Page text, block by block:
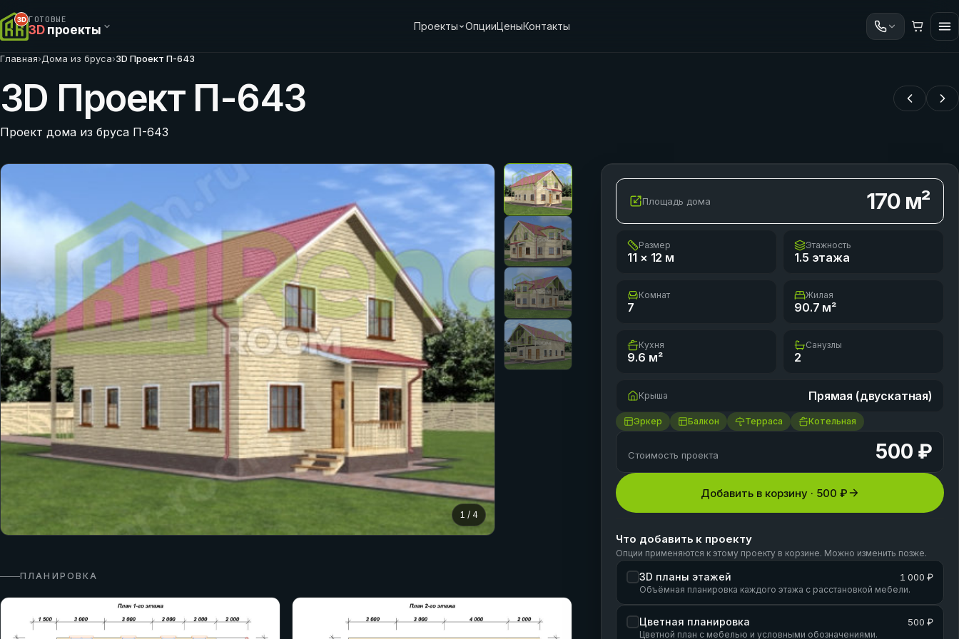
ГОТОВЫЕ
3Dпроекты Проекты ОпцииЦеныКонтакты
Главная›Дома из бруса›3D Проект П-643
3D Проект П-643
Проект дома из бруса П-643
1 /4
ПЛАНИРОВКА
Площадь дома 170м²
Размер
11 × 12 м
Этажность
1.5 этажа
Комнат
7
Жилая
90.7 м²
Кухня
9.6 м²
Санузлы
2
Крыша Прямая (двускатная)
Эркер Балкон Терраса Котельная
Стоимость проекта 500 ₽
Добавить в корзину · 500 ₽
Что добавить к проекту
Опции применяются к этому проекту в корзине. Можно изменить позже.
3D планы этажей 1 000 ₽
Объёмная планировка каждого этажа с расстановкой мебели.
Цветная планировка 500 ₽
Цветной план с мебелью и условными обозначениями.